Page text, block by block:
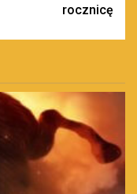
rocznicę